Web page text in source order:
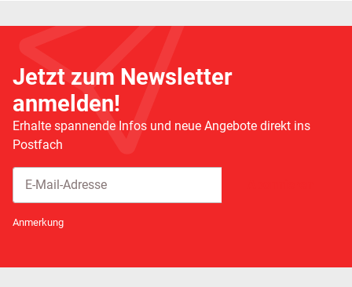
Jetzt zum Newsletter
anmelden!
Erhalte spannende Infos und neue Angebote direkt ins
Postfach
Anmerkung